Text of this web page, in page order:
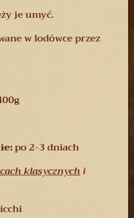
je umyć.
w lodówce przez
po 2-3 dniach
klasycznychi